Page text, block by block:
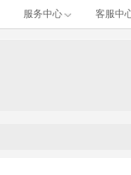
服务中心 客服中